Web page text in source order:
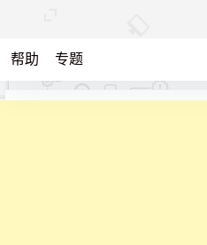
帮助 专题